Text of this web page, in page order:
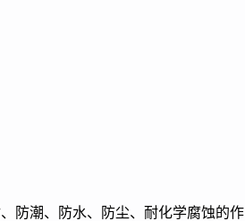
防潮、防水、防尘、耐化学腐蚀的作